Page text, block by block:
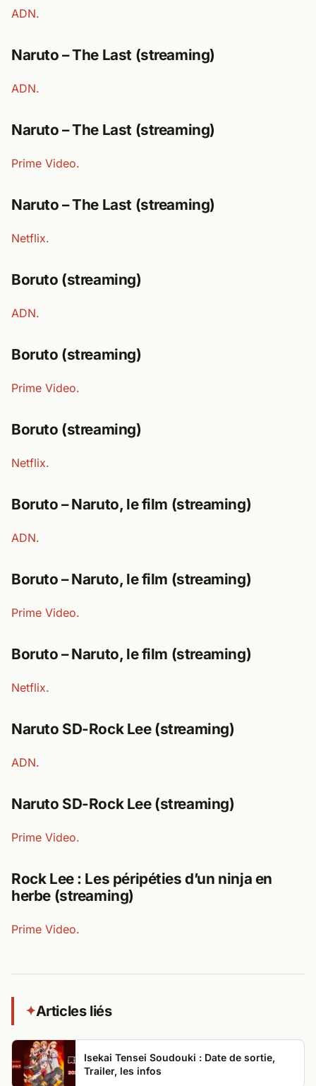
ADN.
Naruto – The Last (streaming)
ADN.
Naruto – The Last (streaming)
Prime Video.
Naruto – The Last (streaming)
Netflix.
Boruto (streaming)
ADN.
Boruto (streaming)
Prime Video.
Boruto (streaming)
Netflix.
Boruto – Naruto, le film (streaming)
ADN.
Boruto – Naruto, le film (streaming)
Prime Video.
Boruto – Naruto, le film (streaming)
Netflix.
Naruto SD-Rock Lee (streaming)
ADN.
Naruto SD-Rock Lee (streaming)
Prime Video.
Rock Lee : Les péripéties d’un ninja en
herbe (streaming)
Prime Video.
✦Articles liés
Isekai Tensei Soudouki : Date de sortie,
Trailer, les infos